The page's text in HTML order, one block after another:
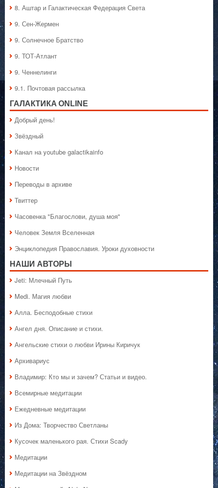
8. Аштар и Галактическая Федерация Света
9. Сен-Жермен
9. Солнечное Братство
9. ТОТ-Атлант
9. Ченнелинги
9.1. Почтовая рассылка
ГАЛАКТИКA ONLINE
Добрый день!
Звёздный
Канал на youtube galactikainfo
Новости
Переводы в архиве
Твиттер
Часовенка "Благослови, душа моя"
Человек Земля Вселенная
Энциклопедия Православия. Уроки духовности
НАШИ АВТОРЫ
Jeti: Млечный Путь
Medi. Магия любви
Алла. Бесподобные стихи
Ангел дня. Описание и стихи.
Ангельские стихи о любви Ирины Киричук
Архивариус
Владимир: Кто мы и зачем? Статьи и видео.
Всемирные медитации
Ежедневные медитации
Из Дома: Творчество Светланы
Кусочек маленького рая. Стихи Scady
Медитации
Медитации на Звёздном